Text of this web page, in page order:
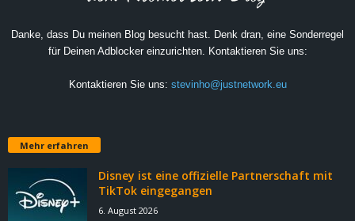
Danke, dass Du meinen Blog besucht hast. Denk dran, eine Sonderregel
für Deinen Adblocker einzurichten. Kontaktieren Sie uns:
Kontaktieren Sie uns: stevinho@justnetwork.eu
Mehr erfahren
Disney ist eine offizielle Partnerschaft mit
TikTok eingegangen
6. August 2026